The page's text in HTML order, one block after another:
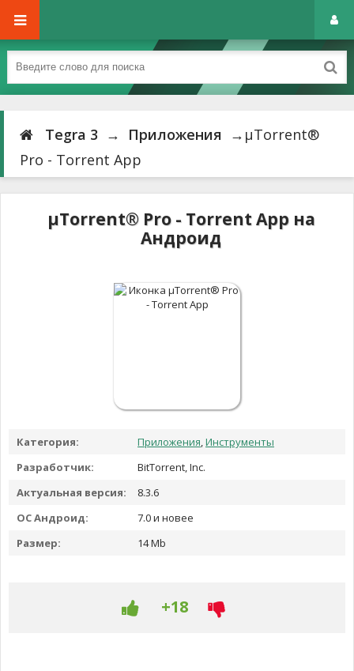
Tegra 3 → Приложения →µTorrent®
Pro - Torrent App
µTorrent® Pro - Torrent App на
Андроид
Категория: Приложения,Инструменты
Разработчик:
BitTorrent, Inc.
Актуальная версия:
8.3.6
ОС Андроид:
7.0 и новее
Размер:
14 Mb
+18